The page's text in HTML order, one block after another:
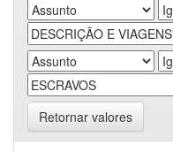
Retornar valores